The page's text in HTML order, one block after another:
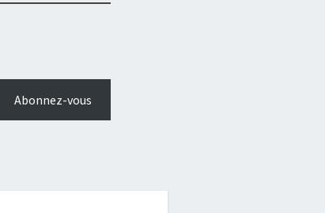
Abonnez-vous